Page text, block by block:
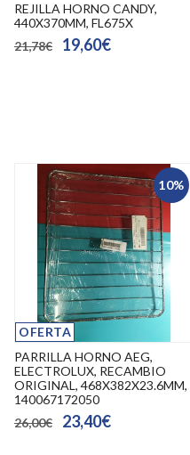
REJILLA HORNO CANDY,
440X370MM, FL675X
21,78€
19,60€
10%
OFERTA
PARRILLA HORNO AEG,
ELECTROLUX, RECAMBIO
ORIGINAL, 468X382X23.6MM,
140067172050
26,00€
23,40€